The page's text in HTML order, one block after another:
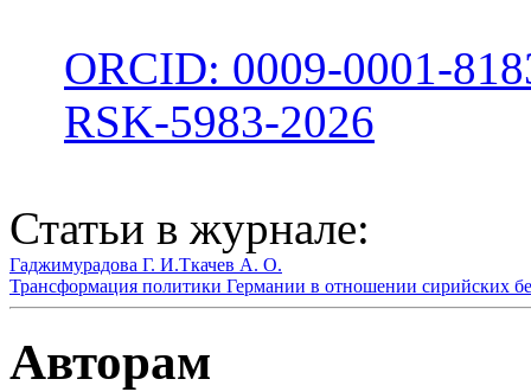
ORCID: 0009-0001-
RSK-5983-2026
Статьи в журнале:
Гаджимурадова Г. И.Ткачев А. О.
Трансформация политики Германии в отношении сирийских
Авторам